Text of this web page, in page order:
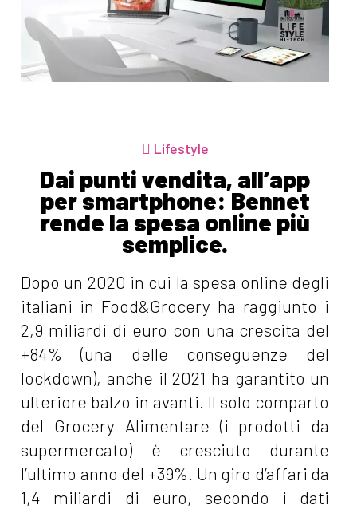
Lifestyle
Dai punti vendita, all’app
per smartphone: Bennet
rende la spesa online più
semplice.
Dopo un 2020 in cui la spesa online degli
italiani in Food&Grocery ha raggiunto i
2,9 miliardi di euro con una crescita del
+84% (una delle conseguenze del
lockdown), anche il 2021 ha garantito un
ulteriore balzo in avanti. Il solo comparto
del Grocery Alimentare (i prodotti da
supermercato) è cresciuto durante
l’ultimo anno del +39%. Un giro d’affari da
1,4 miliardi di euro, secondo i dati